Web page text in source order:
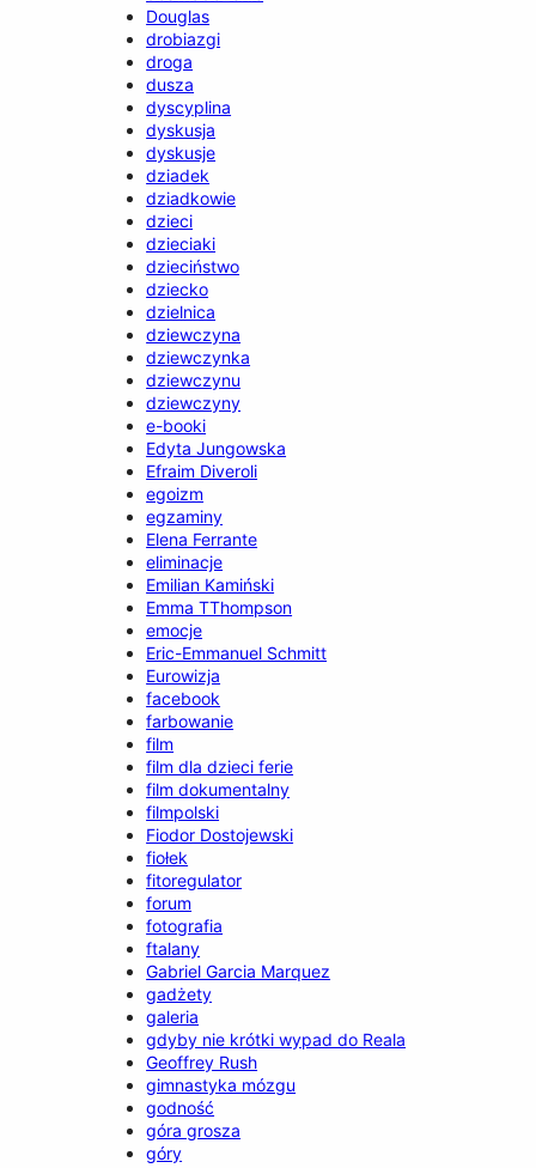
Douglas
drobiazgi
droga
dusza
dyscyplina
dyskusja
dyskusje
dziadek
dziadkowie
dzieci
dzieciaki
dzieciństwo
dziecko
dzielnica
dziewczyna
dziewczynka
dziewczynu
dziewczyny
e-booki
Edyta Jungowska
Efraim Diveroli
egoizm
egzaminy
Elena Ferrante
eliminacje
Emilian Kamiński
Emma TThompson
emocje
Eric-Emmanuel Schmitt
Eurowizja
facebook
farbowanie
film
film dla dzieci ferie
film dokumentalny
filmpolski
Fiodor Dostojewski
fiołek
fitoregulator
forum
fotografia
ftalany
Gabriel Garcia Marquez
gadżety
galeria
gdyby nie krótki wypad do Reala
Geoffrey Rush
gimnastyka mózgu
godność
góra grosza
góry